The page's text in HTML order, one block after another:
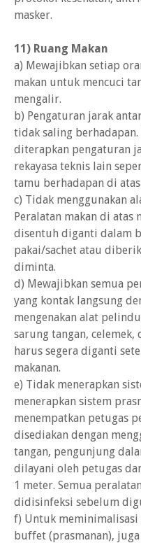
masker.
11) Ruang Makan
a) Mewajibkan setiap
makan untuk mencuci
mengalir.
b) Pengaturan jarak
tidak saling
diterapkan pengaturan
rekayasa teknis lain
tamu berhadapan di
c) Tidak menggunakan
Peralatan makan di atas
disentuh diganti dalam
pakai/sachet atau
diminta.
d) Mewajibkan semua
yang kontak langsung
mengenakan alat
sarung tangan, celemek,
harus segera diganti
makanan.
e) Tidak menerapkan
menerapkan sistem
menempatkan petugas
disediakan dengan
tangan, pengunjung
dilayani oleh petugas
1 meter. Semua
didisinfeksi sebelum
f) Untuk meminimalisasi
buffet (prasmanan),